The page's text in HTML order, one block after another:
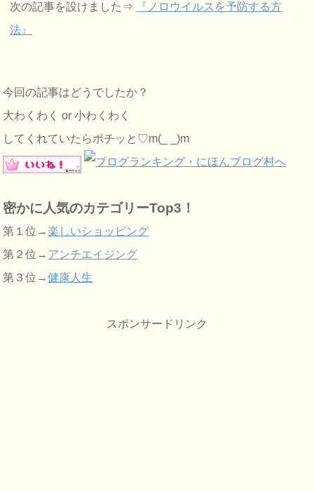
次の記事を設けました⇒
『ノロウイルスを予防する方
法』
今回の記事はどうでしたか？
大わくわく or 小わくわく
してくれていたらポチッと♡m(_ _)m
密かに人気のカテゴリーTop3！
第１位→楽しいショッピング
第２位→ アンチエイジング
第３位→健康人生
スポンサードリンク